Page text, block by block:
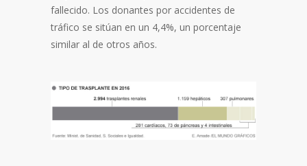
fallecido. Los donantes por accidentes de
tráfico se sitúan en un 4,4%, un porcentaje
similar al de otros años.